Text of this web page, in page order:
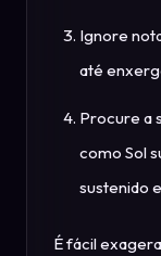
Ignore
até
Procure a
como Sol
sustenido
É fácil